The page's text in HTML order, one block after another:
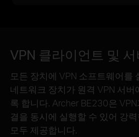
VPN 클라이언트 및 서
모든 장치에 VPN 소프트웨어를
네트워크 장치가 원격 VPN 서버
록 합니다. Archer BE230은
결을 동시에 실행할 수 있어 강
모두 제공합니다.